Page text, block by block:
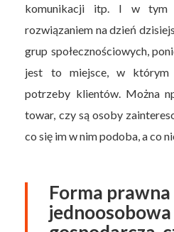
komunikacji itp. I w tym
rozwiązaniem na dzień
grup społecznościowych,
jest to miejsce, w którym
potrzeby klientów. Można
towar, czy są osoby
co się im w nim podoba, a co
Forma prawna
jednoosobowa